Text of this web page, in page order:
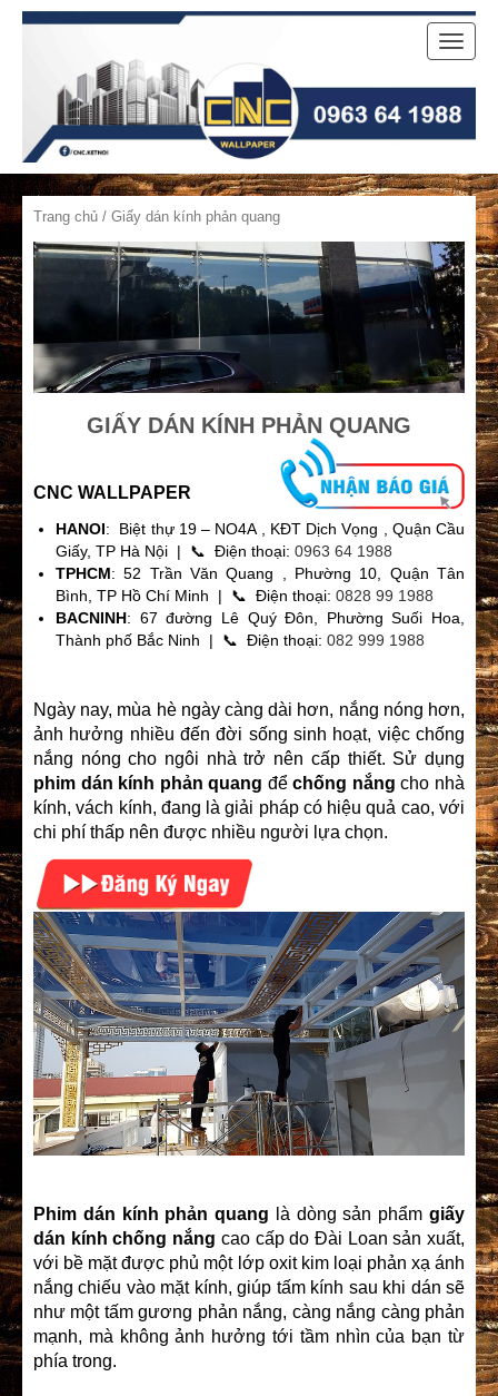
Toggle
Trang chủ / Giấy dán kính phản quang
GIẤY DÁN KÍNH PHẢN QUANG
CNC WALLPAPER
HANOI: Biệt thự 19 – NO4A , KĐT Dịch Vọng , Quận Cầu
Giấy, TP Hà Nội | 📞 Điện thoại: 0963 64 1988
TPHCM: 52 Trần Văn Quang , Phường 10, Quận Tân
Bình, TP Hồ Chí Minh | 📞 Điện thoại: 0828 99 1988
BACNINH: 67 đường Lê Quý Đôn, Phường Suối Hoa,
Thành phố Bắc Ninh | 📞 Điện thoại: 082 999 1988
Ngày nay, mùa hè ngày càng dài hơn, nắng nóng hơn,
ảnh hưởng nhiều đến đời sống sinh hoạt, việc chống
nắng nóng cho ngôi nhà trở nên cấp thiết. Sử dụng
phim dán kính phản quang đểchống nắng cho nhà
kính, vách kính, đang là giải pháp có hiệu quả cao, với
chi phí thấp nên được nhiều người lựa chọn.
Phim dán kính phản quang là dòng sản phẩmgiấy
dán kính chống nắng cao cấp do Đài Loan sản xuất,
với bề mặt được phủ một lớp oxit kim loại phản xạ ánh
nắng chiếu vào mặt kính, giúp tấm kính sau khi dán sẽ
như một tấm gương phản nắng, càng nắng càng phản
mạnh, mà không ảnh hưởng tới tầm nhìn của bạn từ
phía trong.